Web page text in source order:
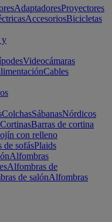
AdaptadoresProyectores
AccesoriosBicicletas
y
Videocámaras
Cables
ColchasSábanasNórdicos
CortinasBarras de cortina
con relleno
de sofásPlaids
Alfombras
Alfombras de
de salónAlfombras